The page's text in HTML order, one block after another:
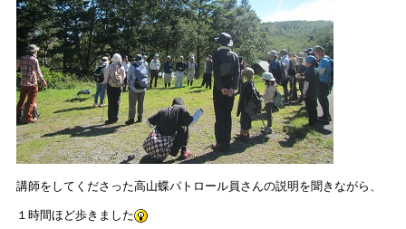
講師をしてくださった高山蝶パトロール員さんの説明を聞きながら、
１時間ほど歩きました